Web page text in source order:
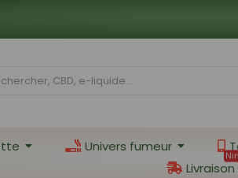
Univers fumeur
Livraison